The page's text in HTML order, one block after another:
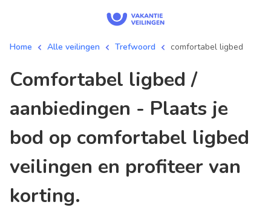
Home Alle veilingen Trefwoord comfortabel ligbed
comfortabel ligbed /
aanbiedingen - Plaats je
bod op comfortabel ligbed
veilingen en profiteer van
korting.